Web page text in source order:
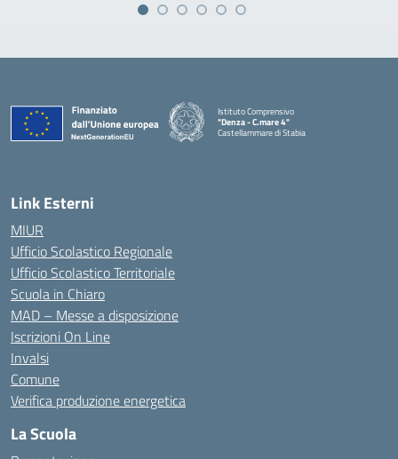
Istituto Comprensivo
"Denza - C.mare 4"
Castellammare di Stabia
Link Esterni
MIUR
Ufficio Scolastico Regionale
Ufficio Scolastico Territoriale
Scuola in Chiaro
MAD – Messe a disposizione
Iscrizioni On Line
Invalsi
Comune
Verifica produzione energetica
La Scuola